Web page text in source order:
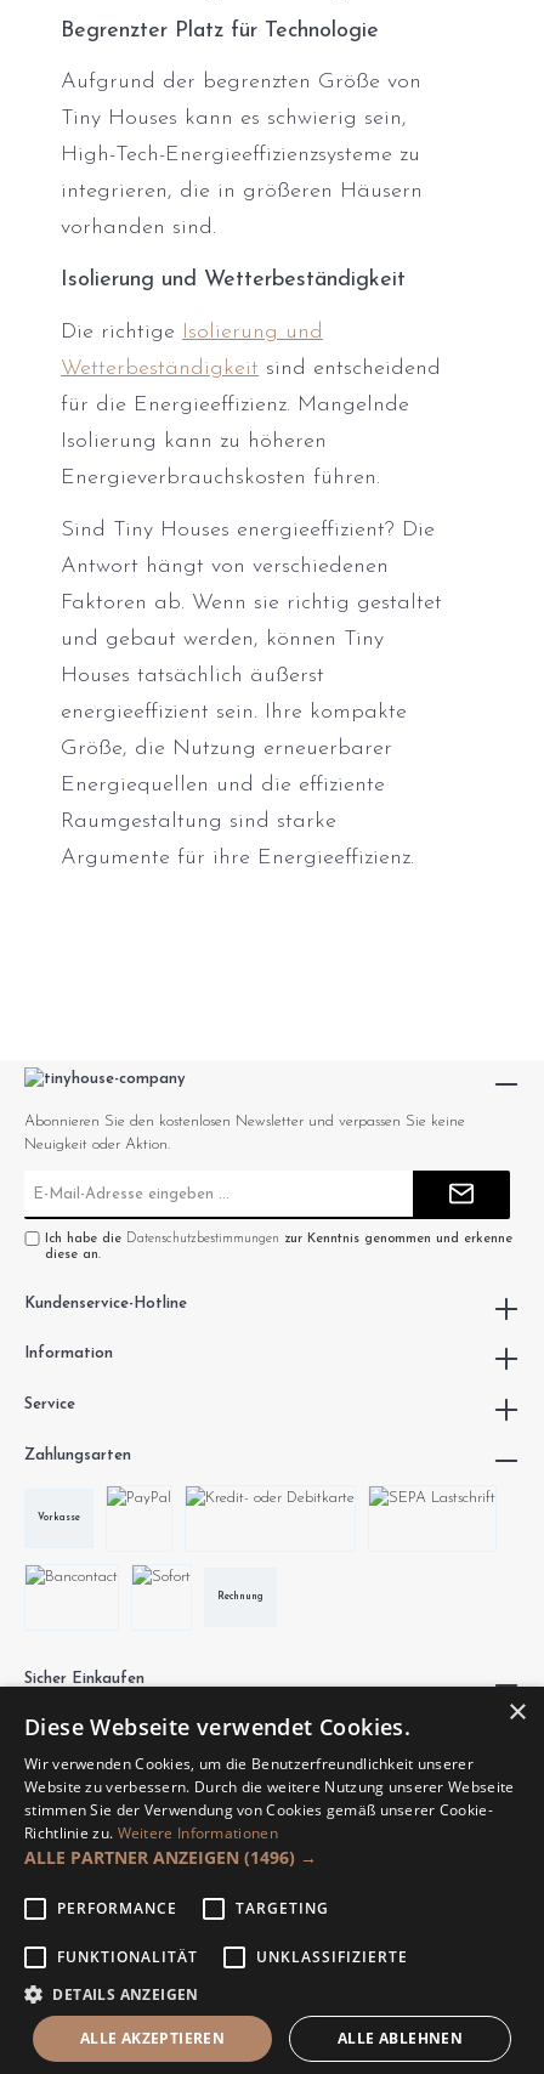
Begrenzter Platz für Technologie
Aufgrund der begrenzten Größe von
Tiny Houses kann es schwierig sein,
High-Tech-Energieeffizienzsysteme zu
integrieren, die in größeren Häusern
vorhanden sind.
Isolierung und Wetterbeständigkeit
Die richtige Isolierung und
Wetterbeständigkeit sind entscheidend
für die Energieeffizienz. Mangelnde
Isolierung kann zu höheren
Energieverbrauchskosten führen.
Sind Tiny Houses energieeffizient? Die
Antwort hängt von verschiedenen
Faktoren ab. Wenn sie richtig gestaltet
und gebaut werden, können Tiny
Houses tatsächlich äußerst
energieeffizient sein. Ihre kompakte
Größe, die Nutzung erneuerbarer
Energiequellen und die effiziente
Raumgestaltung sind starke
Argumente für ihre Energieeffizienz.
Zahlungsarten
Vorkasse
Rechnung
Abonnieren Sie den kostenlosen Newsletter und verpassen Sie keine
Neuigkeit oder Aktion.
Ich habe die Datenschutzbestimmungen zur Kenntnis genommen und erkenne
diese an.
Kundenservice-Hotline
Information
Service
Unsere Communities
Sicher Einkaufen
Made by Hajus AG.
×
Diese Webseite verwendet Cookies.
Wir verwenden Cookies, um die Benutzerfreundlichkeit unserer
Website zu verbessern. Durch die weitere Nutzung unserer Webseite
stimmen Sie der Verwendung von Cookies gemäß unserer Cookie-
Richtlinie zu. Weitere Informationen
ALLE PARTNER ANZEIGEN (1496) →
PERFORMANCE TARGETING
FUNKTIONALITÄT
UNKLASSIFIZIERTE
DETAILS ANZEIGEN
ALLE AKZEPTIEREN ALLE ABLEHNEN